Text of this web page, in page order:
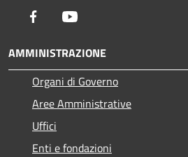
Facebook
AMMINISTRAZIONE
Organi di Governo
Aree Amministrative
Uffici
Enti e fondazioni